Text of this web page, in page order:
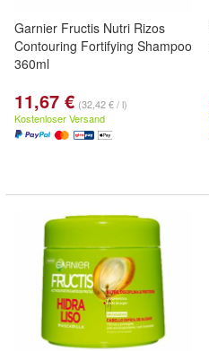
Garnier Fructis Nutri Rizos
Contouring Fortifying Shampoo
360ml
11,67 € (32,42 € / l)
Kostenloser Versand